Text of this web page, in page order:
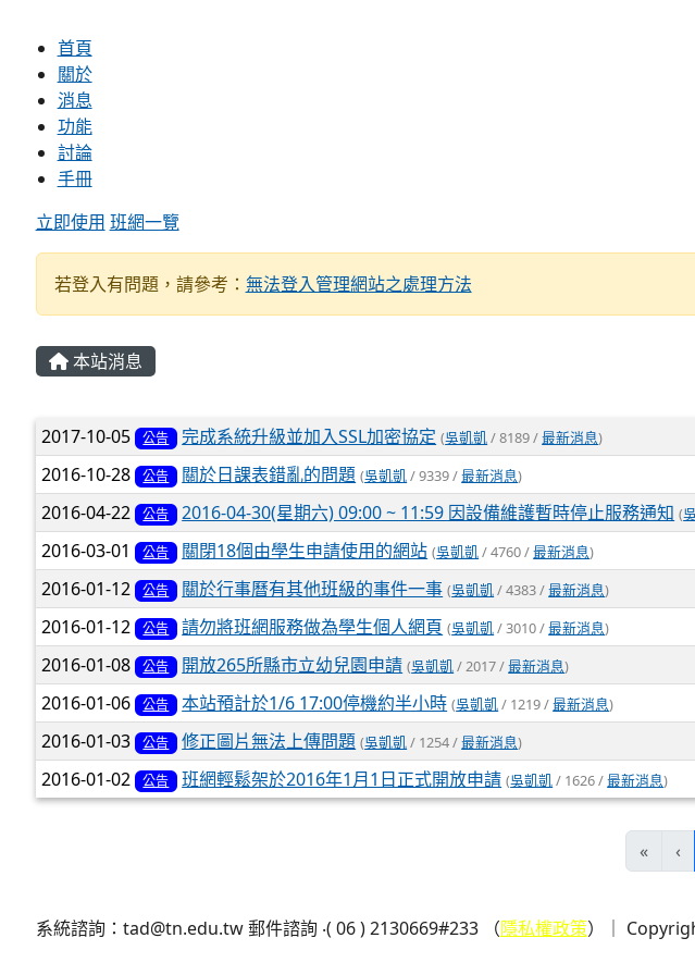
首頁
關於
消息
功能
討論
手冊
立即使用 班網一覽
若登入有問題，請參考： 無法登入管理網站之處理方法
本站消息
文章列表
2017-10-05 公告 完成系統升級並加入SSL加密協定 (吳凱凱/ 8189 /最新消息)
2016-10-28 公告 關於日課表錯亂的問題 (吳凱凱/ 9339 /最新消息)
2016-04-22 公告 2016-04-30(星期六) 09:00 ~ 11:59 因設備維護暫時停止服務通知 (
2016-03-01 公告 關閉18個由學生申請使用的網站 (吳凱凱/ 4760 /最新消息)
2016-01-12 公告 關於行事曆有其他班級的事件一事 (吳凱凱/ 4383 /最新消息)
2016-01-12 公告 請勿將班網服務做為學生個人網頁 (吳凱凱/ 3010 /最新消息)
2016-01-08 公告 開放265所縣市立幼兒園申請 (吳凱凱/ 2017 /最新消息)
2016-01-06 公告 本站預計於1/6 17:00停機約半小時 (吳凱凱/ 1219 /最新消息)
2016-01-03 公告 修正圖片無法上傳問題 (吳凱凱/ 1254 /最新消息)
2016-01-02 公告 班網輕鬆架於2016年1月1日正式開放申請 (吳凱凱/ 1626 /最新消息)
« ‹
系統諮詢：tad@tn.edu.tw 郵件諮詢 ‧( 06 ) 2130669#233 （隱私權政策）｜